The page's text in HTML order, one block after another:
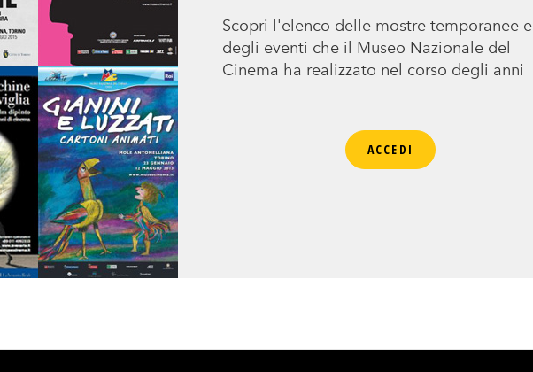
Scopri l'elenco delle mostre temporanee e
degli eventi che il Museo Nazionale del
Cinema ha realizzato nel corso degli anni
ACCEDI